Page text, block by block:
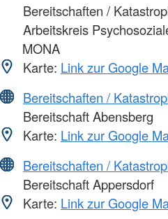
Bereitschaften /
Arbeitskreis
MONA
Karte: Link zur Google
Bereitschaften /
Bereitschaft Abensberg
Karte: Link zur Google
Bereitschaften /
Bereitschaft Appersdorf
Karte: Link zur Google